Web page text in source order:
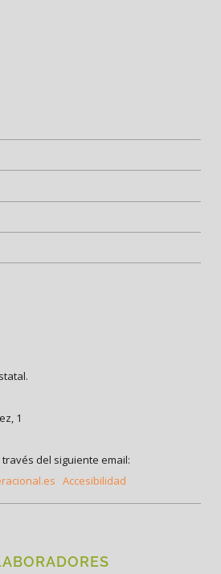
1
del siguiente email:
Accesibilidad